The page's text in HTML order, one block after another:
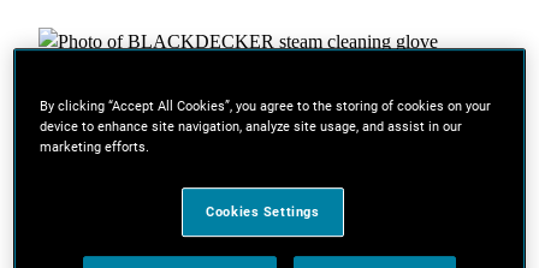
By clicking “Accept All Cookies”, you agree to the storing of cookies on your
device to enhance site navigation, analyze site usage, and assist in our
marketing efforts.
Cookies Settings